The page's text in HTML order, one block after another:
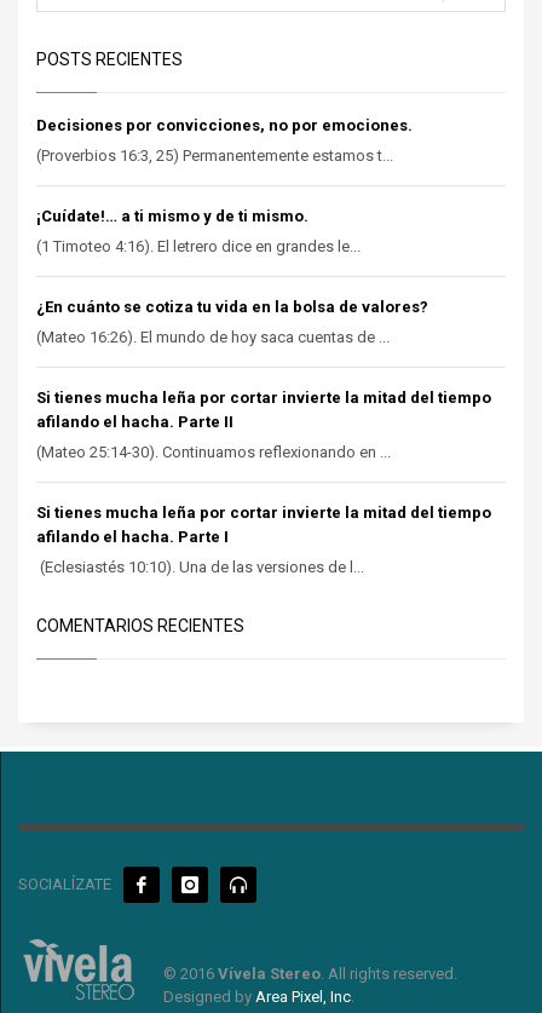
POSTS RECIENTES
Decisiones por convicciones, no por emociones.
(Proverbios 16:3, 25) Permanentemente estamos t...
¡Cuídate!… a ti mismo y de ti mismo.
(1 Timoteo 4:16). El letrero dice en grandes le...
¿En cuánto se cotiza tu vida en la bolsa de valores?
(Mateo 16:26). El mundo de hoy saca cuentas de ...
Si tienes mucha leña por cortar invierte la mitad del tiempo
afilando el hacha. Parte II
(Mateo 25:14-30). Continuamos reflexionando en ...
Si tienes mucha leña por cortar invierte la mitad del tiempo
afilando el hacha. Parte I
(Eclesiastés 10:10). Una de las versiones de l...
COMENTARIOS RECIENTES
SOCIALÍZATE
© 2016 Vívela Stereo. All rights reserved.
Designed by Area Pixel, Inc.